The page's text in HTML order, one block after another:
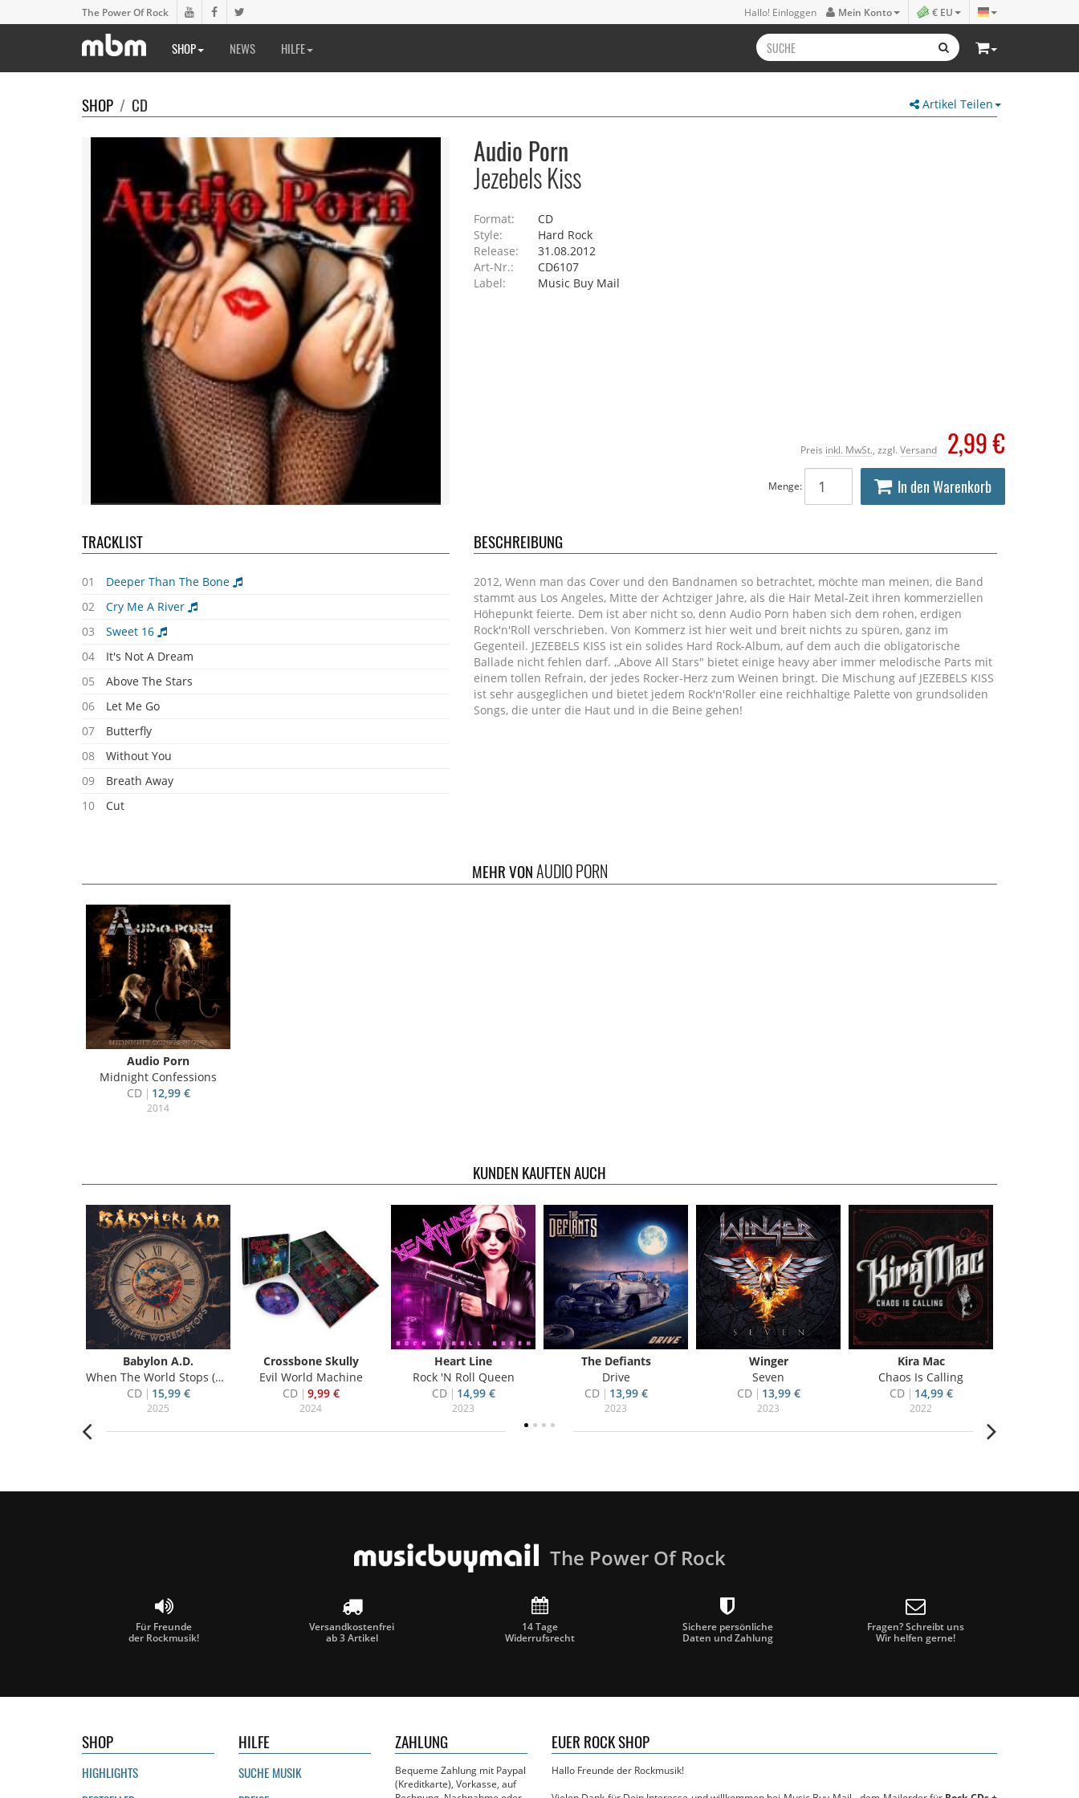
The Power Of Rock Hallo! Einloggen Mein Konto € EU
SHOP NEWS HILFE
Artikel Teilen
SHOP / CD
Audio Porn
Jezebels Kiss
Format:
CD
Style:
Hard Rock
Release:
31.08.2012
Art-Nr.:
CD6107
Label:
Music Buy Mail
Preis inkl. MwSt. , zzgl. Versand 2,99 €
Menge: In den Warenkorb
TRACKLIST
01
Deeper Than The Bone
02
Cry Me A River
03
Sweet 16
04
It's Not A Dream
05
Above The Stars
06
Let Me Go
07
Butterfly
08
Without You
09
Breath Away
10
Cut
BESCHREIBUNG
2012, Wenn man das Cover und den Bandnamen so betrachtet, möchte man meinen, die Band
stammt aus Los Angeles, Mitte der Achtziger Jahre, als die Hair Metal-Zeit ihren kommerziellen
Höhepunkt feierte. Dem ist aber nicht so, denn Audio Porn haben sich dem rohen, erdigen
Rock'n'Roll verschrieben. Von Kommerz ist hier weit und breit nichts zu spüren, ganz im
Gegenteil. JEZEBELS KISS ist ein solides Hard Rock-Album, auf dem auch die obligatorische
Ballade nicht fehlen darf. ,,Above All Stars" bietet einige heavy aber immer melodische Parts mit
einem tollen Refrain, der jedes Rocker-Herz zum Weinen bringt. Die Mischung auf JEZEBELS KISS
ist sehr ausgeglichen und bietet jedem Rock'n'Roller eine reichhaltige Palette von grundsoliden
Songs, die unter die Haut und in die Beine gehen!
MEHR VONAUDIO PORN
Audio Porn
Midnight Confessions
CD
12,99 €
2014
KUNDEN KAUFTEN AUCH
Babylon A.D.
When The World Stops (US Import)
CD
15,99 €
2025
Crossbone Skully
Evil World Machine
CD
9,99 €
2024
Heart Line
Rock 'N Roll Queen
CD
14,99 €
2023
The Defiants
Drive
CD
13,99 €
2023
Winger
Seven
CD
13,99 €
2023
Kira Mac
Chaos Is Calling
CD
14,99 €
2022
The Power Of Rock
Für Freunde
der Rockmusik!
Versandkostenfrei
ab 3 Artikel
14 Tage
Widerrufsrecht
Sichere persönliche
Daten und Zahlung
Fragen? Schreibt uns
Wir helfen gerne!
SHOP
HIGHLIGHTS
HILFE
SUCHE MUSIK
ZAHLUNG
Bequeme Zahlung mit Paypal
(Kreditkarte), Vorkasse, auf
EUER ROCK SHOP
Hallo Freunde der Rockmusik!